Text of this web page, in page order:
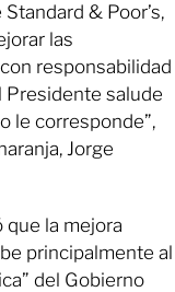
& Poor’s,
las
responsabilidad
Presidente salude
le corresponde”,
Jorge
que la mejora
principalmente al
del Gobierno